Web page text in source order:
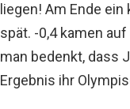
liegen! Am Ende
spät. -0,4 kamen
man bedenkt, dass
Ergebnis ihr